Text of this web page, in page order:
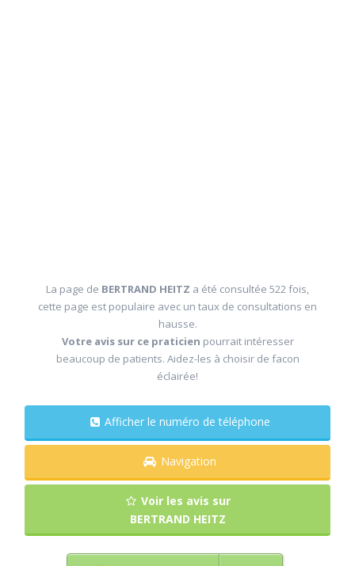
La page de BERTRAND HEITZ a été consultée 522 fois,
cette page est populaire avec un taux de consultations en
hausse.
Votre avis sur ce praticien pourrait intéresser
beaucoup de patients. Aidez-les à choisir de facon
éclairée!
Afficher le numéro de téléphone
Navigation
Voir les avis sur
BERTRAND HEITZ